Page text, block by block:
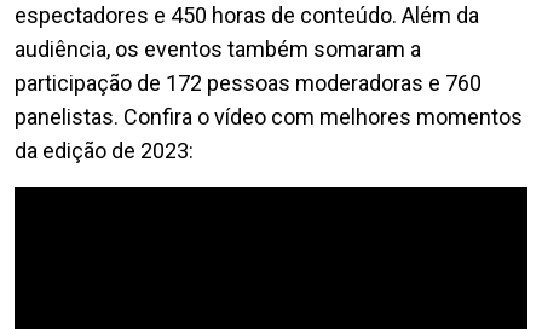
espectadores e 450 horas de conteúdo. Além da
audiência, os eventos também somaram a
participação de 172 pessoas moderadoras e 760
panelistas. Confira o vídeo com melhores momentos
da edição de 2023: